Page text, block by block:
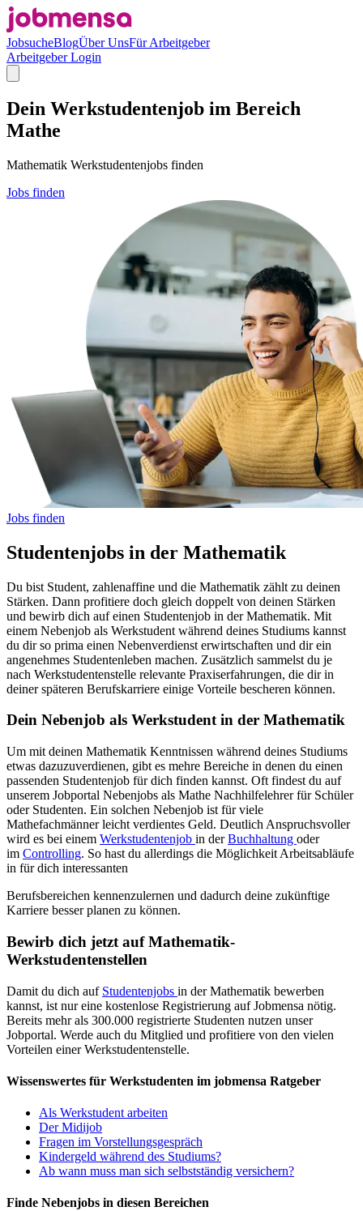
JobsucheBlogÜber UnsFür Arbeitgeber
Arbeitgeber Login
Dein Werkstudentenjob im Bereich
Mathe
Mathematik Werkstudentenjobs finden
Jobs finden
Jobs finden
Studentenjobs in der Mathematik
Du bist Student, zahlenaffine und die Mathematik zählt zu deinen
Stärken. Dann profitiere doch gleich doppelt von deinen Stärken
und bewirb dich auf einen Studentenjob in der Mathematik. Mit
einem Nebenjob als Werkstudent während deines Studiums kannst
du dir so prima einen Nebenverdienst erwirtschaften und dir ein
angenehmes Studentenleben machen. Zusätzlich sammelst du je
nach Werkstudentenstelle relevante Praxiserfahrungen, die dir in
deiner späteren Berufskarriere einige Vorteile bescheren können.
Dein Nebenjob als Werkstudent in der Mathematik
Um mit deinen Mathematik Kenntnissen während deines Studiums
etwas dazuzuverdienen, gibt es mehre Bereiche in denen du einen
passenden Studentenjob für dich finden kannst. Oft findest du auf
unserem Jobportal Nebenjobs als Mathe Nachhilfelehrer für Schüler
oder Studenten. Ein solchen Nebenjob ist für viele
Mathefachmänner leicht verdientes Geld. Deutlich Anspruchsvoller
wird es bei einem Werkstudentenjob in derBuchhaltung oder
im Controlling. So hast du allerdings die Möglichkeit Arbeitsabläufe
in für dich interessanten
Berufsbereichen kennenzulernen und dadurch deine zukünftige
Karriere besser planen zu können.
Bewirb dich jetzt auf Mathematik-
Werkstudentenstellen
Damit du dich auf Studentenjobs in der Mathematik bewerben
kannst, ist nur eine kostenlose Registrierung auf Jobmensa nötig.
Bereits mehr als 300.000 registrierte Studenten nutzen unser
Jobportal. Werde auch du Mitglied und profitiere von den vielen
Vorteilen einer Werkstudentenstelle.
Wissenswertes für Werkstudenten im jobmensa Ratgeber
Als Werkstudent arbeiten
Der Midijob
Fragen im Vorstellungsgespräch
Kindergeld während des Studiums?
Ab wann muss man sich selbstständig versichern?
Finde Nebenjobs in diesen Bereichen